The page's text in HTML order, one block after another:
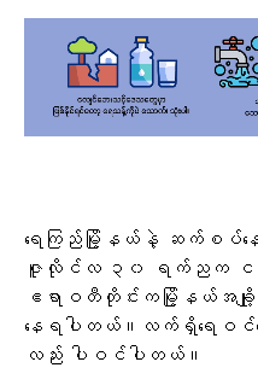
ရေကြည်မြို့နယ်နဲ့ ဆက်စပ်နေ
ဇူလိုင်လ ၃၀ ရက်ညက ငဝန်
ဧရာဝတီတိုင်းကမြို့နယ်အခ
နေရပါတယ်။လက်ရှိရေဝင်န
လည်း ပါဝင်ပါတယ်။